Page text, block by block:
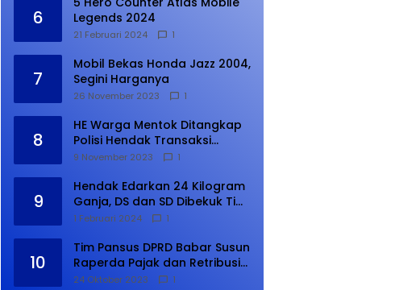
6
Legends 2024
21 Februari 2024 1
7
Mobil Bekas Honda Jazz 2004,
Segini Harganya
26 November 2023 1
8
HE Warga Mentok Ditangkap
Polisi Hendak Transaksi
Narkoba di Kampung Tanjung
9 November 2023 1
9
Hendak Edarkan 24 Kilogram
Ganja, DS dan SD Dibekuk Tim
Gabungan
1 Februari 2024 1
10
Tim Pansus DPRD Babar Susun
Raperda Pajak dan Retribusi
Daerah, Harus Selesai Januari
24 Oktober 2023 1